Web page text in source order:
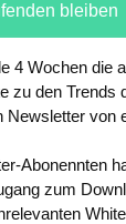
bleiben
4 Wochen die
zu den Trends
Newsletter von
Abonennten
zum